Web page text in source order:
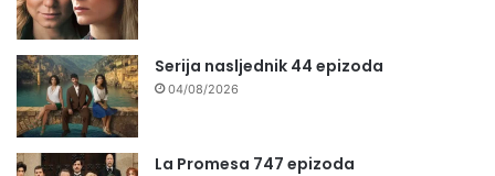
Serija nasljednik 44 epizoda
04/08/2026
La Promesa 747 epizoda